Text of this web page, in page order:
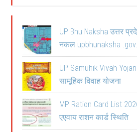
UP Bhu Naksha उत्तर
नकल upbhunaksha
UP Samuhik Vivah
सामूहिक विवाह योजना
MP Ration Card List
एएवाय राशन कार्ड स्थिति